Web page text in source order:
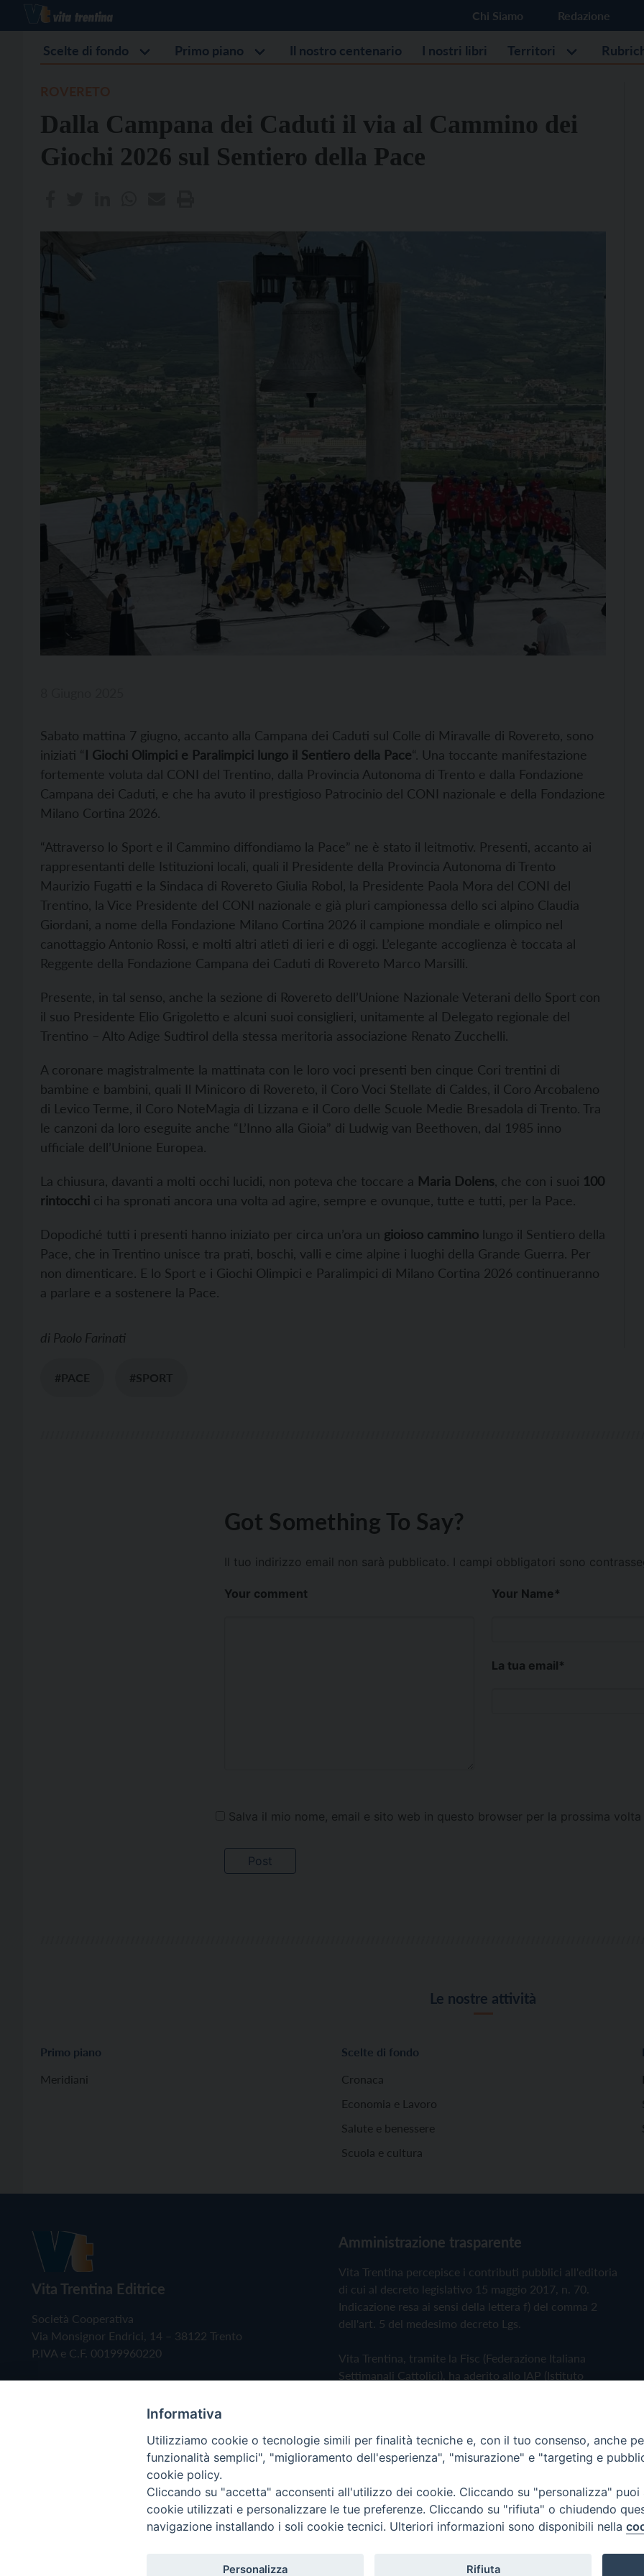
Chi Siamo Redazione
Scelte di fondo Primo piano Il nostro centenario I nostri libri Territori
Dalla Campana dei Caduti il via al Cammino dei
Giochi 2026 sul Sentiero della Pace
Sabato mattina 7 giugno, accanto alla Campana dei Caduti sul Colle di Miravalle di Rovereto, sono
iniziati “I Giochi Olimpici e Paralimpici lungo il Sentiero della Pace“. Una toccante manifestazione
fortemente voluta dal CONI del Trentino, dalla Provincia Autonoma di Trento e dalla Fondazione
Campana dei Caduti, e che ha avuto il prestigioso Patrocinio del CONI nazionale e della Fondazione
Milano Cortina 2026.
“Attraverso lo Sport e il Cammino diffondiamo la Pace” ne è stato il leitmotiv. Presenti, accanto ai
rappresentanti delle Istituzioni locali, quali il Presidente della Provincia Autonoma di Trento
Maurizio Fugatti e la Sindaca di Rovereto Giulia Robol, la Presidente Paola Mora del CONI del
Trentino, la Vice Presidente del CONI nazionale e già pluri campionessa dello sci alpino Claudia
Giordani, a nome della Fondazione Milano Cortina 2026 il campione mondiale e olimpico nel
canottaggio Antonio Rossi, e molti altri atleti di ieri e di oggi. L’elegante accoglienza è toccata al
Reggente della Fondazione Campana dei Caduti di Rovereto Marco Marsilli.
Presente, in tal senso, anche la sezione di Rovereto dell’Unione Nazionale Veterani dello Sport con
il suo Presidente Elio Grigoletto e alcuni suoi consiglieri, unitamente al Delegato regionale del
Trentino – Alto Adige Sudtirol della stessa meritoria associazione Renato Zucchelli.
A coronare magistralmente la mattinata con le loro voci presenti ben cinque Cori trentini di
bambine e bambini, quali Il Minicoro di Rovereto, il Coro Voci Stellate di Caldes, il Coro Arcobaleno
di Levico Terme, il Coro NoteMagia di Lizzana e il Coro delle Scuole Medie Bresadola di Trento. Tra
le canzoni da loro eseguite anche “L’Inno alla Gioia” di Ludwig van Beethoven, dal 1985 inno
ufficiale dell’Unione Europea.
La chiusura, davanti a molti occhi lucidi, non poteva che toccare a Maria Dolens, che con i suoi 100
rintocchi ci ha spronati ancora una volta ad agire, sempre e ovunque, tutte e tutti, per la Pace.
Dopodiché tutti i presenti hanno iniziato per circa un’ora un gioioso cammino lungo il Sentiero della
Pace, che in Trentino unisce tra prati, boschi, valli e cime alpine i luoghi della Grande Guerra. Per
non dimenticare. E lo Sport e i Giochi Olimpici e Paralimpici di Milano Cortina 2026 continueranno
a parlare e a sostenere la Pace.
di Paolo Farinati
#PACE #SPORT
Got Something To Say?
Il tuo indirizzo email non sarà pubblicato. I campi obbligatori sono
Your comment Your Name*
La tua email*
Salva il mio nome, email e sito web in questo browser per la prossima
Le nostre attività
Primo piano
Meridiani
Scelte di fondo
Cronaca
Economia e Lavoro
Salute e benessere
Scuola e cultura
Vita Trentina Editrice
Società Cooperativa
Via Monsignor Endrici, 14 – 38122 Trento
P.IVA e C.F. 00199960220
Amministrazione trasparente
Vita Trentina percepisce i contributi pubblici all'editoria
di cui al decreto legislativo 15 maggio 2017, n. 70.
Indicazione resa ai sensi della lettera f) del comma 2
dell'art. 5 del medesimo decreto Lgs.
Vita Trentina, tramite la Fisc (Federazione Italiana
Settimanali Cattolici), ha aderito allo IAP (Istituto
Privacy Policy Cookie Policy
Copyright © 2019 - Tutti i diritti riservati - Vita Trentina Editrice
Informativa
Utilizziamo cookie o tecnologie simili per finalità tecniche e, con il tuo consenso, anche
funzionalità semplici", "miglioramento dell'esperienza", "misurazione" e "targeting e
cookie policy.
Cliccando su "accetta" acconsenti all'utilizzo dei cookie. Cliccando su "personalizza"
cookie utilizzati e personalizzare le tue preferenze. Cliccando su "rifiuta" o chiudendo
navigazione installando i soli cookie tecnici. Ulteriori informazioni sono disponibili nella
Personalizza Rifiuta